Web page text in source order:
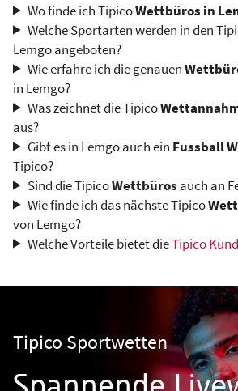
Wo finde ich TipicoWettbüros in
Welche Sportarten werden in den
Lemgo angeboten?
Wie erfahre ich die genauen
in Lemgo?
Was zeichnet die Tipico
aus?
Gibt es in Lemgo auch ein Fussball
Tipico?
Sind die TipicoWettbüros auch an
Wie finde ich das nächste Tipico
von Lemgo?
Welche Vorteile bietet dieTipico
Tipico Sportwetten